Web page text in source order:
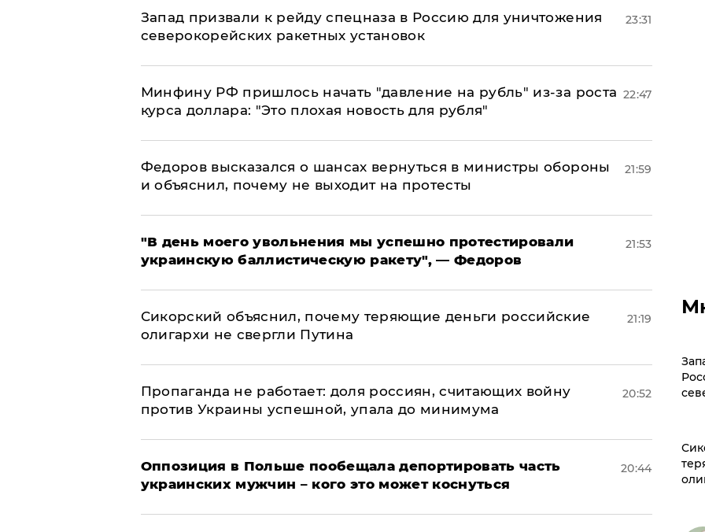
Запад призвали к рейду спецназа в Россию для уничтожения
северокорейских ракетных установок
23:31
Минфину РФ пришлось начать "давление на рубль" из-за роста
курса доллара: "Это плохая новость для рубля"
22:47
Федоров высказался о шансах вернуться в министры обороны
и объяснил, почему не выходит на протесты
21:59
​"В день моего увольнения мы успешно протестировали
украинскую баллистическую ракету", — Федоров
21:53
Сикорский объяснил, почему теряющие деньги российские
олигархи не свергли Путина
21:19
​Пропаганда не работает: доля россиян, считающих войну
против Украины успешной, упала до минимума
20:52
Оппозиция в Польше пообещала депортировать часть
украинских мужчин – кого это может коснуться
20:44